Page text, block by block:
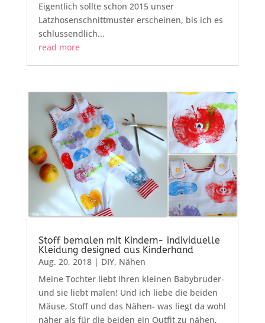
Eigentlich sollte schon 2015 unser
Latzhosenschnittmuster erscheinen, bis ich es
schlussendlich...
read more
Stoff bemalen mit Kindern- individuelle
Kleidung designed aus Kinderhand
Aug. 20, 2018| DIY, Nähen
Meine Tochter liebt ihren kleinen Babybruder-
und sie liebt malen! Und ich liebe die beiden
Mäuse, Stoff und das Nähen- was liegt da wohl
näher als für die beiden ein Outfit zu nähen,